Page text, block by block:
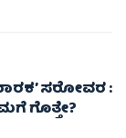
ಸರೋವರ :
ಗೊತ್ತೇ?